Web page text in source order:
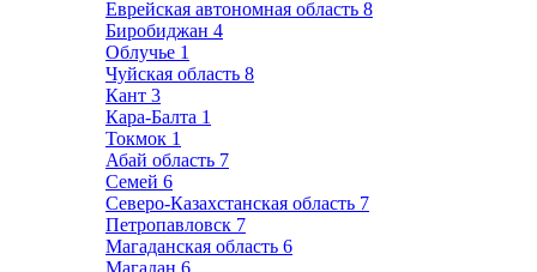
Еврейская автономная область 8
Биробиджан 4
Облучье 1
Чуйская область 8
Кант 3
Кара-Балта 1
Токмок 1
Абай область 7
Семей 6
Северо-Казахстанская область 7
Петропавловск 7
Магаданская область 6
Магадан 6